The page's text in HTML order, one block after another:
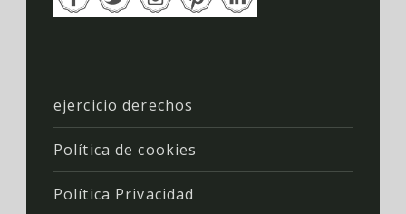
ejercicio derechos
Política de cookies
Política Privacidad